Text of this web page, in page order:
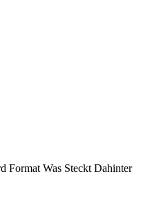
Format Was Steckt Dahinter